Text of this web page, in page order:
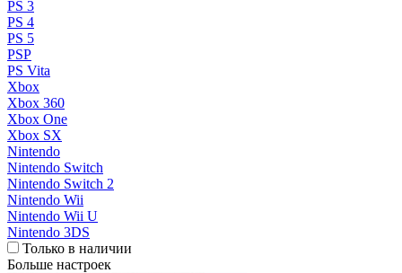
PS 3
PS 4
PS 5
PSP
PS Vita
Xbox
Xbox 360
Xbox One
Xbox SX
Nintendo
Nintendo Switch
Nintendo Switch 2
Nintendo Wii
Nintendo Wii U
Nintendo 3DS
Только в наличии
Больше настроек